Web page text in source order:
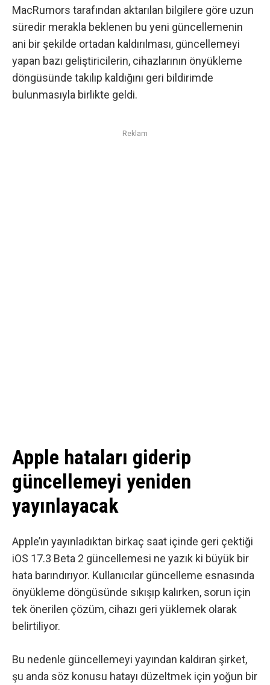
MacRumors tarafından aktarılan bilgilere göre uzun
süredir merakla beklenen bu yeni güncellemenin
ani bir şekilde ortadan kaldırılması, güncellemeyi
yapan bazı geliştiricilerin, cihazlarının önyükleme
döngüsünde takılıp kaldığını geri bildirimde
bulunmasıyla birlikte geldi.
Reklam
Apple hataları giderip
güncellemeyi yeniden
yayınlayacak
Apple’ın yayınladıktan birkaç saat içinde geri çektiği
iOS 17.3 Beta 2 güncellemesi ne yazık ki büyük bir
hata barındırıyor. Kullanıcılar güncelleme esnasında
önyükleme döngüsünde sıkışıp kalırken, sorun için
tek önerilen çözüm, cihazı geri yüklemek olarak
belirtiliyor.
Bu nedenle güncellemeyi yayından kaldıran şirket,
şu anda söz konusu hatayı düzeltmek için yoğun bir